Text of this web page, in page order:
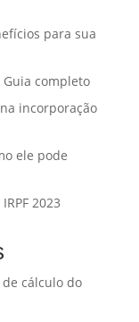
para sua
Guia completo
incorporação
ele pode
2023
cálculo do